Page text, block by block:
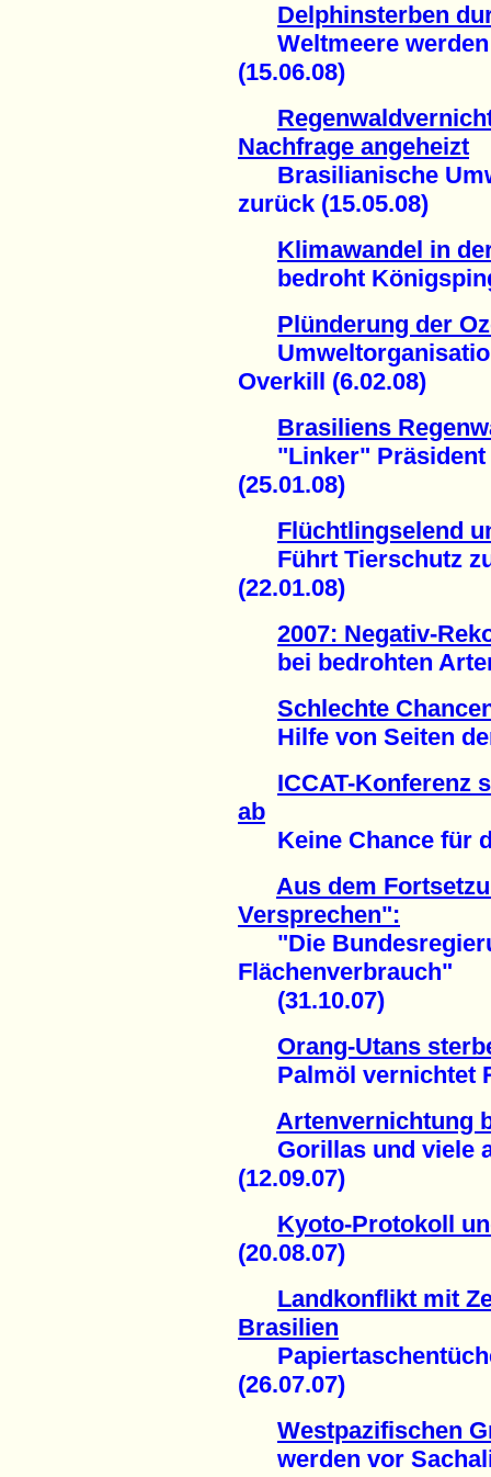
Delphinsterben
Weltmeere werden
(15.06.08)
Nachfrage angeheizt
Brasilianische
zurück (15.05.08)
Klimawandel in
bedroht
Plünderung der
Overkill (6.02.08)
Brasiliens
"Linker" Präsident
(25.01.08)
Flüchtlingselend
Führt Tierschutz zu
(22.01.08)
2007: Negativ-
bei bedrohten
Schlechte
Hilfe von Seiten
ICCAT-Konferenz
ab
Keine Chance für
Aus dem
Versprechen":
"Die
Flächenverbrauch"
(31.10.07)
Orang-Utans
Palmöl vernichtet
Artenvernichtung
Gorillas und viele
(12.09.07)
Kyoto-Protokoll
(20.08.07)
Landkonflikt mit
Brasilien
(26.07.07)
Westpazifischen
werden vor